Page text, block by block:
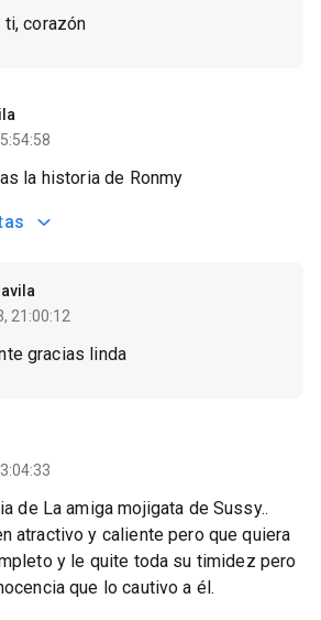
ti, corazón
la historia de Ronmy
21:00:12
gracias linda
de La amiga mojigata de Sussy..
atractivo y caliente pero que quiera
y le quite toda su timidez pero
que lo cautivo a él.